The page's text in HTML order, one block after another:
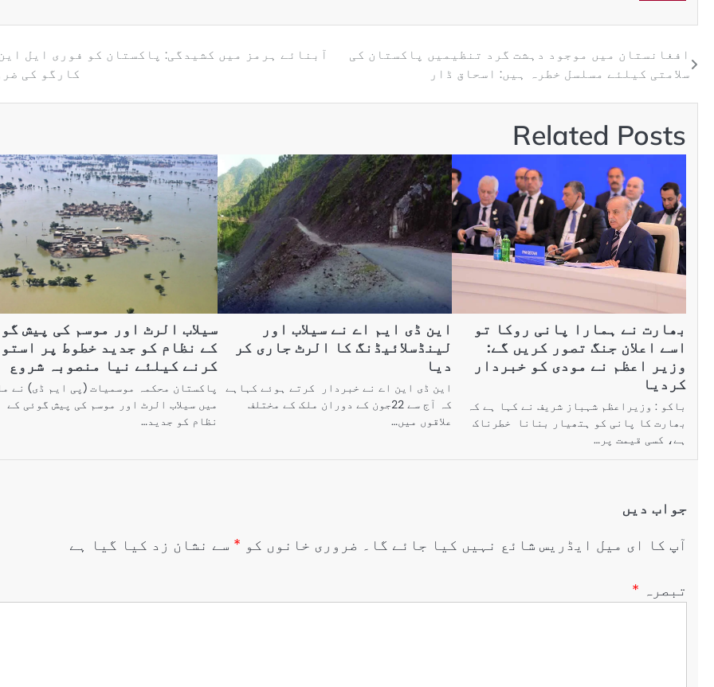
افغانستان میں موجود دہشت گرد تنظیمیں پاکستان کی
سلامتی کیلئے مسلسل خطرہ ہیں: اسحاق ڈار
آبنائے ہرمز میں کشیدگی: پاکستان کو فوری ایل
کارگو کی
Related Posts
بھارت نے ہمارا پانی روکا تو
اسے اعلان جنگ تصور کریں گے:
وزیر اعظم نے مودی کو خبردار
کردیا
باکو : وزیراعظم شہباز شریف نے کہا ہے کہ
بھارت کا پانی کو ہتھیار بنانا خطرناک
ہے، کسی قیمت پر…
این ڈی ایم اے نے سیلاب اور
لینڈسلائیڈنگ کا الرٹ جاری کر
دیا
این ڈی این اے نے خبردار کرتے ہوئے کہاہے
کہ آج سے 22جون کے دوران ملک کے مختلف
علاقوں میں…
سیلاب الرٹ اور موسم کی پیش
کے نظام کو جدید خطوط پر
کرنے کیلئے نیا منصوبہ شروع
پاکستان محکمہ موسمیات (پی ایم ڈی) نے
میں سیلاب الرٹ اور موسم کی پیش گوئی کے
نظام کو جدید…
جواب دیں
آپ کا ای میل ایڈریس شائع نہیں کیا جائے گا۔ ضروری خانوں کو * سے نشان زد کیا گیا ہے
تبصرہ *